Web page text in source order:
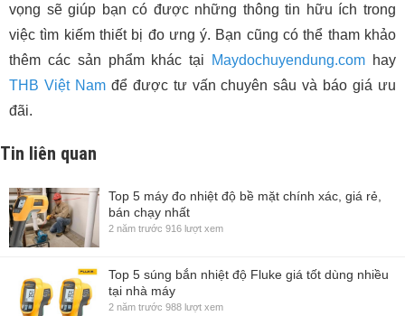
vọng sẽ giúp bạn có được những thông tin hữu ích trong
việc tìm kiếm thiết bị đo ưng ý. Bạn cũng có thể tham khảo
thêm các sản phẩm khác tại
Maydochuyendung.com hay
THB Việt Namđể được tư vấn chuyên sâu và báo giá ưu
đãi.
Tin liên quan
Top 5 máy đo nhiệt độ bề mặt chính xác, giá rẻ,
bán chạy nhất
2 năm trước 916 lượt xem
Top 5 súng bắn nhiệt độ Fluke giá tốt dùng nhiều
tại nhà máy
2 năm trước 988 lượt xem